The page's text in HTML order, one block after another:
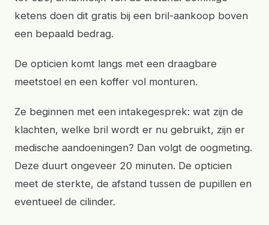
ketens doen dit gratis bij een bril-aankoop boven
een bepaald bedrag.
De opticien komt langs met een draagbare
meetstoel en een koffer vol monturen.
Ze beginnen met een intakegesprek: wat zijn de
klachten, welke bril wordt er nu gebruikt, zijn er
medische aandoeningen? Dan volgt de oogmeting.
Deze duurt ongeveer 20 minuten. De opticien
meet de sterkte, de afstand tussen de pupillen en
eventueel de cilinder.